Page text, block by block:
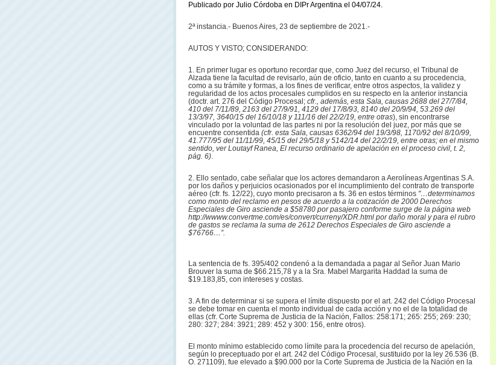
Publicado por Julio Córdoba en DIPr Argentina el 04/07/24.
2ª instancia.- Buenos Aires, 23 de septiembre de 2021.-
AUTOS Y VISTO; CONSIDERANDO:
1. En primer lugar es oportuno recordar que, como Juez del recurso, el Tribunal de
Alzada tiene la facultad de revisarlo, aún de oficio, tanto en cuanto a su procedencia,
como a su trámite y formas, a los fines de verificar, entre otros aspectos, la validez y
regularidad de los actos procesales cumplidos en su respecto en la anterior instancia
(doctr. art. 276 del Código Procesal; cfr., además, esta Sala, causas 2688 del 27/7/84,
410 del 7/11/89, 2163 del 27/9/91, 4129 del 17/8/93, 8140 del 20/9/94, 53.269 del
13/3/97, 3640/15 del 16/10/18 y 111/16 del 22/2/19, entre otras), sin encontrarse
vinculado por la voluntad de las partes ni por la resolución del juez, por más que se
encuentre consentida (cfr. esta Sala, causas 6362/94 del 19/3/98, 1170/92 del 8/10/99,
41.777/95 del 11/11/99, 45/15 del 29/5/18 y 5142/14 del 22/2/19, entre otras; en el mismo
sentido, ver Loutayf Ranea, El recurso ordinario de apelación en el proceso civil, t. 2,
pág. 6).
2. Ello sentado, cabe señalar que los actores demandaron a Aerolíneas Argentinas S.A.
por los daños y perjuicios ocasionados por el incumplimiento del contrato de transporte
aéreo (cfr. fs. 12/22), cuyo monto precisaron a fs. 36 en estos términos "…determinamos
como monto del reclamo en pesos de acuerdo a la cotización de 2000 Derechos
Especiales de Giro asciende a $58780 por pasajero conforme surge de la página web
http://wwww.convertme.com/es/convert/curreny/XDR.html por daño moral y para el rubro
de gastos se reclama la suma de 2612 Derechos Especiales de Giro asciende a
$76766…”.
La sentencia de fs. 395/402 condenó a la demandada a pagar al Señor Juan Mario
Brouver la suma de $66.215,78 y a la Sra. Mabel Margarita Haddad la suma de
$19.183,85, con intereses y costas.
3. A fin de determinar si se supera el límite dispuesto por el art. 242 del Código Procesal
se debe tomar en cuenta el monto individual de cada acción y no el de la totalidad de
ellas (cfr. Corte Suprema de Justicia de la Nación, Fallos: 258:171; 265: 255; 269: 230;
280: 327; 284: 3921; 289: 452 y 300: 156, entre otros).
El monto mínimo establecido como límite para la procedencia del recurso de apelación,
según lo preceptuado por el art. 242 del Código Procesal, sustituido por la ley 26.536 (B.
O. 271109), fue elevado a $90.000 por la Corte Suprema de Justicia de la Nación en la